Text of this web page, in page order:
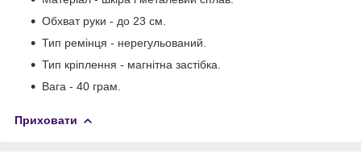
Обхват руки - до 23 см.
Тип ремінця - нерегульований.
Тип кріплення - магнітна застібка.
Вага - 40 грам.
Приховати